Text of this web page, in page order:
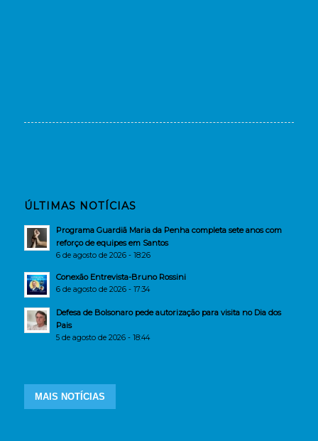
ÚLTIMAS NOTÍCIAS
Programa Guardiã Maria da Penha completa sete anos com
reforço de equipes em Santos
6 de agosto de 2026 - 18:26
Conexão Entrevista-Bruno Rossini
6 de agosto de 2026 - 17:34
Defesa de Bolsonaro pede autorização para visita no Dia dos
Pais
5 de agosto de 2026 - 18:44
MAIS NOTÍCIAS